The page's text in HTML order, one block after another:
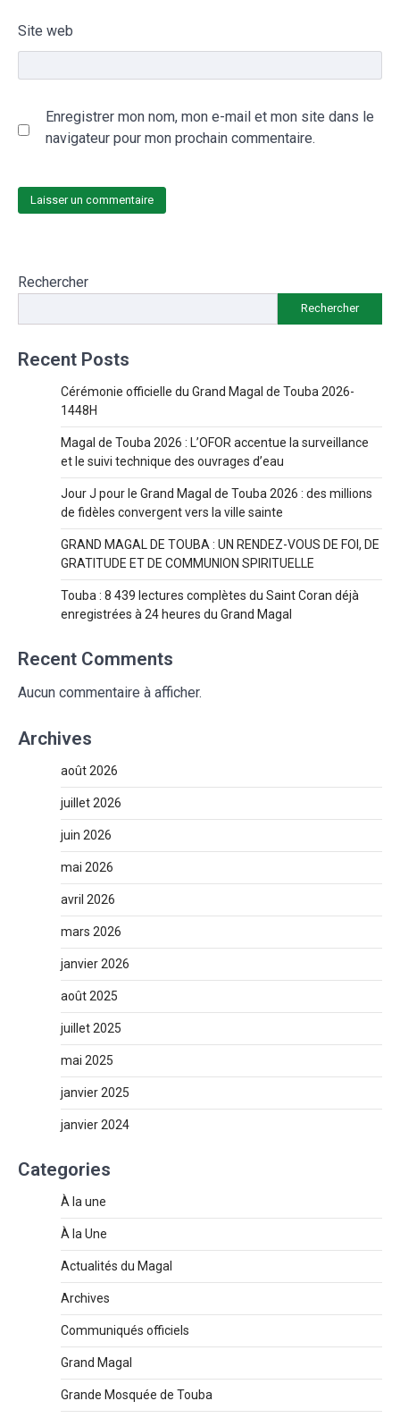
Site web
Enregistrer mon nom, mon e-mail et mon site dans le
navigateur pour mon prochain commentaire.
Rechercher
Rechercher
Recent Posts
Cérémonie officielle du Grand Magal de Touba 2026-
1448H
Magal de Touba 2026 : L’OFOR accentue la surveillance
et le suivi technique des ouvrages d’eau
Jour J pour le Grand Magal de Touba 2026 : des millions
de fidèles convergent vers la ville sainte
GRAND MAGAL DE TOUBA : UN RENDEZ-VOUS DE FOI, DE
GRATITUDE ET DE COMMUNION SPIRITUELLE
Touba : 8 439 lectures complètes du Saint Coran déjà
enregistrées à 24 heures du Grand Magal
Recent Comments
Aucun commentaire à afficher.
Archives
août 2026
juillet 2026
juin 2026
mai 2026
avril 2026
mars 2026
janvier 2026
août 2025
juillet 2025
mai 2025
janvier 2025
janvier 2024
Categories
À la une
À la Une
Actualités du Magal
Archives
Communiqués officiels
Grand Magal
Grande Mosquée de Touba